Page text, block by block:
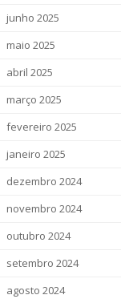
junho 2025
maio 2025
abril 2025
março 2025
fevereiro 2025
janeiro 2025
dezembro 2024
novembro 2024
outubro 2024
setembro 2024
agosto 2024